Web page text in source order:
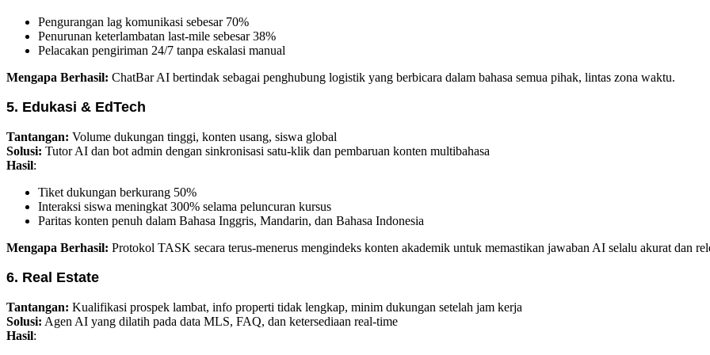
Pengurangan lag komunikasi sebesar 70%
Penurunan keterlambatan last-mile sebesar 38%
Pelacakan pengiriman 24/7 tanpa eskalasi manual
Mengapa Berhasil: ChatBar AI bertindak sebagai penghubung logistik yang berbicara dalam bahasa semua pihak, lintas zona waktu.
5. Edukasi & EdTech
Tantangan: Volume dukungan tinggi, konten usang, siswa global
Solusi: Tutor AI dan bot admin dengan sinkronisasi satu-klik dan pembaruan konten multibahasa
Hasil:
Tiket dukungan berkurang 50%
Interaksi siswa meningkat 300% selama peluncuran kursus
Paritas konten penuh dalam Bahasa Inggris, Mandarin, dan Bahasa Indonesia
Mengapa Berhasil: Protokol TASK secara terus-menerus mengindeks konten akademik untuk memastikan jawaban AI selalu akurat dan
6. Real Estate
Tantangan: Kualifikasi prospek lambat, info properti tidak lengkap, minim dukungan setelah jam kerja
Solusi: Agen AI yang dilatih pada data MLS, FAQ, dan ketersediaan real-time
Hasil: